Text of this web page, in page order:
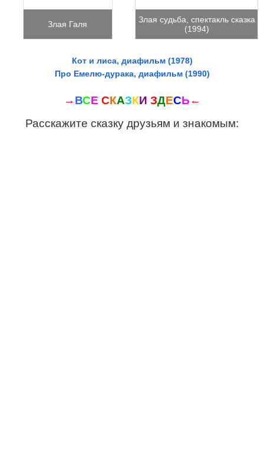
Злая Галя
Злая судьба, спектакль сказка
(1994)
Кот и лиса, диафильм (1978)
Про Емелю-дурака, диафильм (1990)
→ ВСЕ СКАЗКИ ЗДЕСЬ ←
Расскажите сказку друзьям и знакомым: